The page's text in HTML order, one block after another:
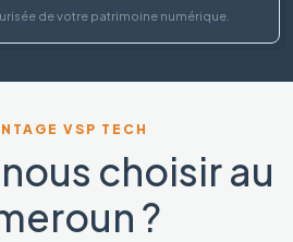
de votre patrimoine numérique.
VSP TECH
choisir au
?